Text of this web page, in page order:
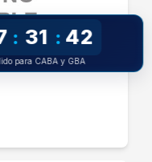
: 31 : 41
para CABA y GBA